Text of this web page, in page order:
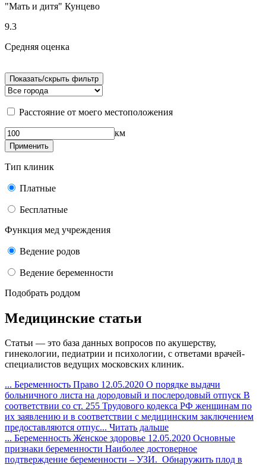
"Мать и дитя" Кунцево
9.3
Средняя оценка
Показать/скрыть фильтр
Расстояние от моего местоположения
км
Применить
Тип клиник
Платные
Бесплатные
Функция мед учреждения
Ведение родов
Ведение беременности
Подобрать роддом
Медицинские статьи
Статьи — это база данных вопросов по акушерству,
гинекологии, педиатрии и психологии, с ответами врачей-
специалистов ведущих московских клиник.
... Беременность Право 12.05.2020 О порядке выдачи
больничного листа на дородовый и послеродовый отпуск В
соответствии со ст. 255 Трудового кодекса РФ женщинам по
их заявлению и в соответствии с медицинским заключением
предоставляются отпус... Читать дальше
... Беременность Женское здоровье 12.05.2020 Основные
признаки беременности Наиболее достоверное
подтверждение беременности – УЗИ. Обнаружить плод в